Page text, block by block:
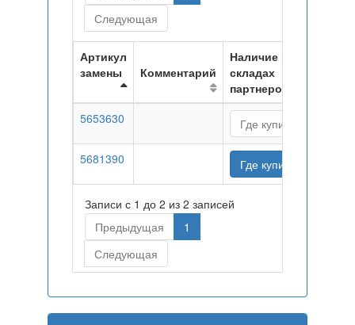
Следующая
Артикул
замены
Комментарий
Наличие на
складах
партнеров
5653630
Где купить
5681390 Где купить
Записи с 1 до 2 из 2 записей
Предыдущая
1
Следующая